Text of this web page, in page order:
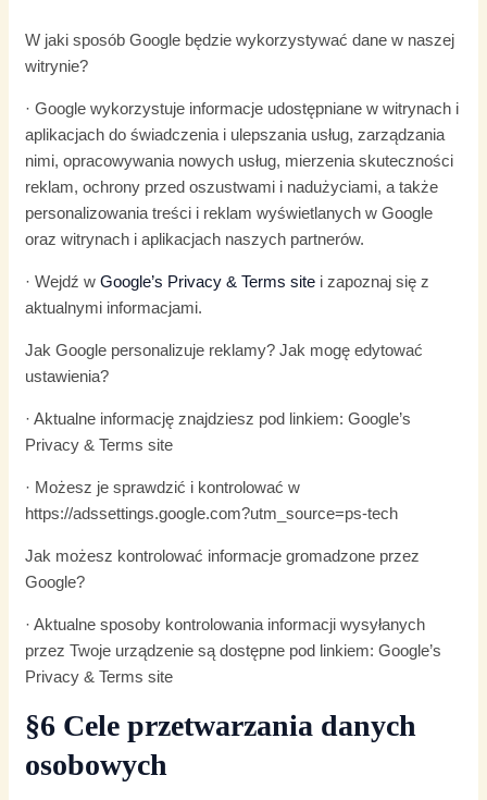
W jaki sposób Google będzie wykorzystywać dane w naszej
witrynie?
· Google wykorzystuje informacje udostępniane w witrynach i
aplikacjach do świadczenia i ulepszania usług, zarządzania
nimi, opracowywania nowych usług, mierzenia skuteczności
reklam, ochrony przed oszustwami i nadużyciami, a także
personalizowania treści i reklam wyświetlanych w Google
oraz witrynach i aplikacjach naszych partnerów.
· Wejdź wGoogle’s Privacy & Terms site i zapoznaj się z
aktualnymi informacjami.
Jak Google personalizuje reklamy? Jak mogę edytować
ustawienia?
· Aktualne informację znajdziesz pod linkiem: Google’s
Privacy & Terms site
· Możesz je sprawdzić i kontrolować w
https://adssettings.google.com?utm_source=ps-tech
Jak możesz kontrolować informacje gromadzone przez
Google?
· Aktualne sposoby kontrolowania informacji wysyłanych
przez Twoje urządzenie są dostępne pod linkiem: Google’s
Privacy & Terms site
§6 Cele przetwarzania danych
osobowych